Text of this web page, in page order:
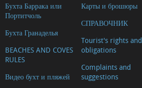
ПРОДУКТЫ
Интернет
услуги
Бухта Баррака или
Портитчоль
Бухта Гранаделья
BEACHES AND COVES
RULES
Видео бухт и пляжей
Карты и брошюры
СПРАВОЧНИК
Tourist's rights and
obligations
Complaints and
suggestions